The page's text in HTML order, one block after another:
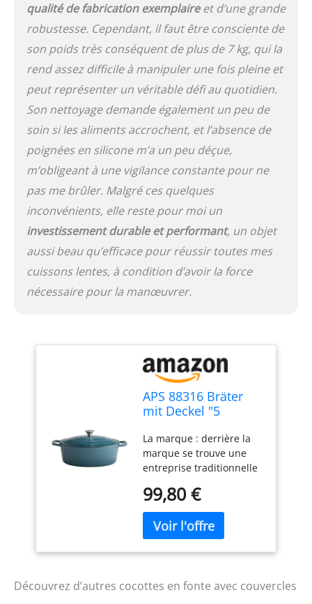
conduisent non
seulement bien la
chaleur, mais peuvent
également la stocker
longtemps en préservant
l'énergie. Données : avec
une taille de 33 x 25 cm
et une hauteur de 11 ou
17,5 cm (avec couvercle)
Entretien : la cocotte « 5
étoiles » ne passe pas au
lave-vaisselle, mais le
nettoyage à la main est
facile grâce à la
construction en fonte de
qualité supérieure et au
revêtement en émail. Un
peu d'entretien pour
profiter longtemps de
votre bijou de cuisine.
qualité de fabrication exemplaireet d’une grande
robustesse. Cependant, il faut être consciente de
son poids très conséquent de plus de 7 kg, qui la
rend assez difficile à manipuler une fois pleine et
peut représenter un véritable défi au quotidien.
Son nettoyage demande également un peu de
soin si les aliments accrochent, et l’absence de
poignées en silicone m’a un peu déçue,
m’obligeant à une vigilance constante pour ne
pas me brûler. Malgré ces quelques
inconvénients, elle reste pour moi un
investissement durable et performant, un objet
aussi beau qu’efficace pour réussir toutes mes
cuissons lentes, à condition d’avoir la force
nécessaire pour la manœuvrer.
APS 88316 Bräter
mit Deckel "5
induktionsgeeignet,
ofenfest, inkl.
Deckelhalter, 33 x
25 cm, 5 Liter, türkis
La marque : derrière la
marque se trouve une
entreprise traditionnelle
depuis des décennies
une connaissance
approfondie dans la
fabrication d'articles de
restauration et de
familiale est déjà à la
99,80 €
Découvrez d’autres cocottes en fonte avec couvercles